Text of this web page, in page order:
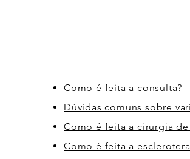
Como é feita a consulta?
Dúvidas comuns sobre
Como é feita a cirurgia de
Como é feita a